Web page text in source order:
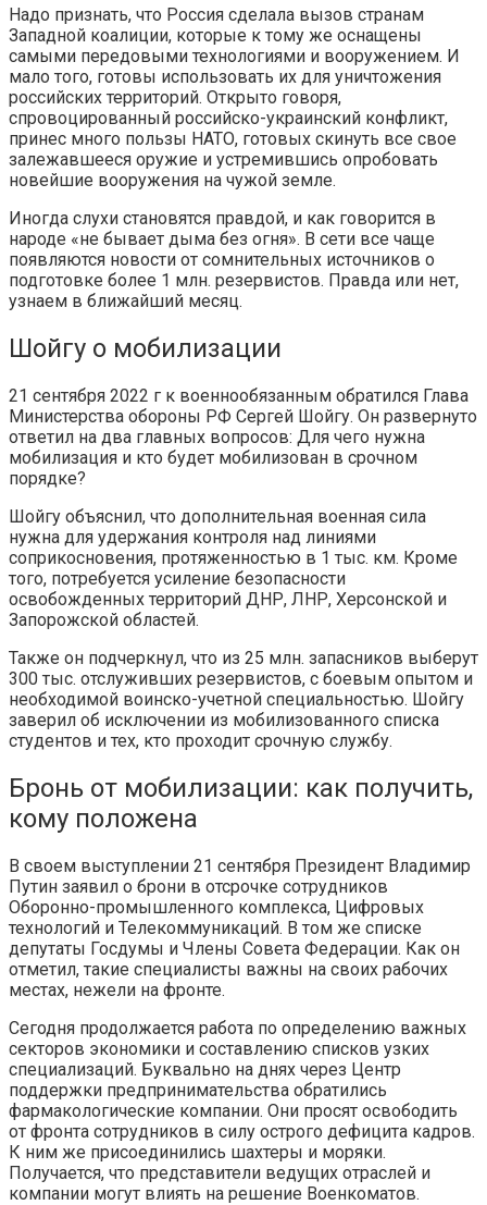
Надо признать, что Россия сделала вызов странам
Западной коалиции, которые к тому же оснащены
самыми передовыми технологиями и вооружением. И
мало того, готовы использовать их для уничтожения
российских территорий. Открыто говоря,
спровоцированный российско-украинский конфликт,
принес много пользы НАТО, готовых скинуть все свое
залежавшееся оружие и устремившись опробовать
новейшие вооружения на чужой земле.
Иногда слухи становятся правдой, и как говорится в
народе «не бывает дыма без огня». В сети все чаще
появляются новости от сомнительных источников о
подготовке более 1 млн. резервистов. Правда или нет,
узнаем в ближайший месяц.
Шойгу о мобилизации
21 сентября 2022 г к военнообязанным обратился Глава
Министерства обороны РФ Сергей Шойгу. Он развернуто
ответил на два главных вопросов: Для чего нужна
мобилизация и кто будет мобилизован в срочном
порядке?
Шойгу объяснил, что дополнительная военная сила
нужна для удержания контроля над линиями
соприкосновения, протяженностью в 1 тыс. км. Кроме
того, потребуется усиление безопасности
освобожденных территорий ДНР, ЛНР, Херсонской и
Запорожской областей.
Также он подчеркнул, что из 25 млн. запасников выберут
300 тыс. отслуживших резервистов, с боевым опытом и
необходимой воинско-учетной специальностью. Шойгу
заверил об исключении из мобилизованного списка
студентов и тех, кто проходит срочную службу.
Бронь от мобилизации: как получить,
кому положена
В своем выступлении 21 сентября Президент Владимир
Путин заявил о брони в отсрочке сотрудников
Оборонно-промышленного комплекса, Цифровых
технологий и Телекоммуникаций. В том же списке
депутаты Госдумы и Члены Совета Федерации. Как он
отметил, такие специалисты важны на своих рабочих
местах, нежели на фронте.
Сегодня продолжается работа по определению важных
секторов экономики и составлению списков узких
специализаций. Буквально на днях через Центр
поддержки предпринимательства обратились
фармакологические компании. Они просят освободить
от фронта сотрудников в силу острого дефицита кадров.
К ним же присоединились шахтеры и моряки.
Получается, что представители ведущих отраслей и
компании могут влиять на решение Военкоматов.